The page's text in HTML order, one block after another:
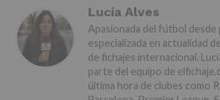
Lucía Alves
Apasionada del fútbol desde
especializada en actualidad
de fichajes internacional.
parte del equipo de
última hora de clubes como